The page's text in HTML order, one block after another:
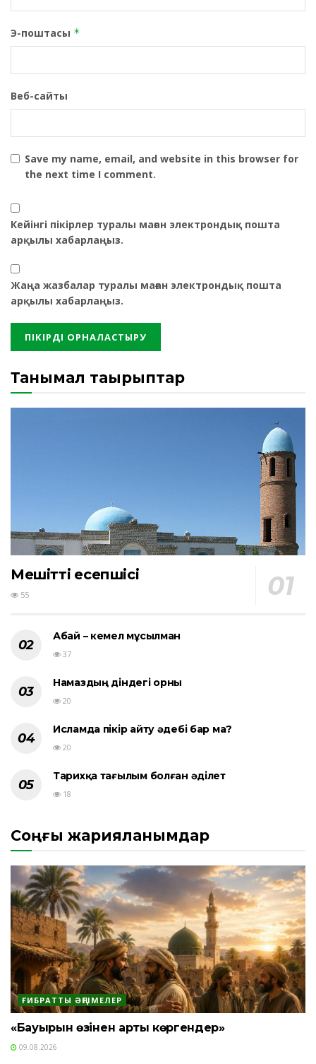
Э-поштасы *
Веб-сайты
Save my name, email, and website in this browser for
the next time I comment.
Кейінгі пікірлер туралы маған электрондық пошта
арқылы хабарлаңыз.
Жаңа жазбалар туралы маған электрондық пошта
арқылы хабарлаңыз.
Танымал тақырыптар
Мешіттің есепшісі
55
Абай – кемел мұсылман
37
Намаздың діндегі орны
20
Исламда пікір айту әдебі бар ма?
20
Тарихқа тағылым болған әділет
18
Соңғы жарияланымдар
ҒИБРАТТЫ ӘҢГІМЕЛЕР
«Бауырын өзінен артық көргендер»
09.08.2026